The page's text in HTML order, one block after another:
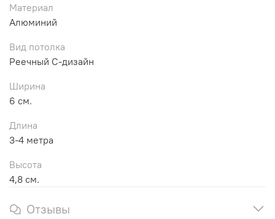
Материал
Алюминий
Вид потолка
Реечный С-дизайн
Ширина
6 см.
Длина
3-4 метра
Высота
4,8 см.
Отзывы